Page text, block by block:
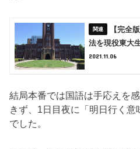
【完全
法を現役東大
2021.11.06
結局本番では国語は手応えを
きず、1日目夜に「明日行く
でした。